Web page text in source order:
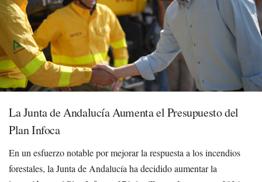
La Junta de Andalucía Aumenta el Presupuesto del
Plan Infoca
En un esfuerzo notable por mejorar la respuesta a los incendios
forestales, la Junta de Andalucía ha decidido aumentar la